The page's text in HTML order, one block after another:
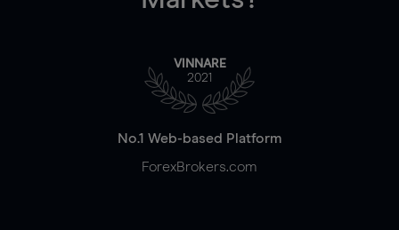
VINNARE
2021
No.1 Web-based Platform
ForexBrokers.com